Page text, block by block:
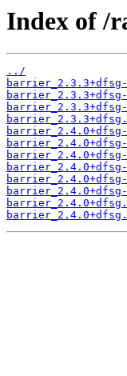
Index of /
../
barrier_2.3.3+dfsg-
barrier_2.4.0+dfsg-
barrier_2.4.0+dfsg-